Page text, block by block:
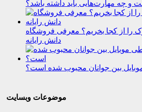
و چه مهارت‌هایی باید داشته باشد؟
را از کجا بخریم؟ معرفی فروشگاه
دانش رایانه
بین جوانان محبوب شده است؟
موضوعات وبسایت